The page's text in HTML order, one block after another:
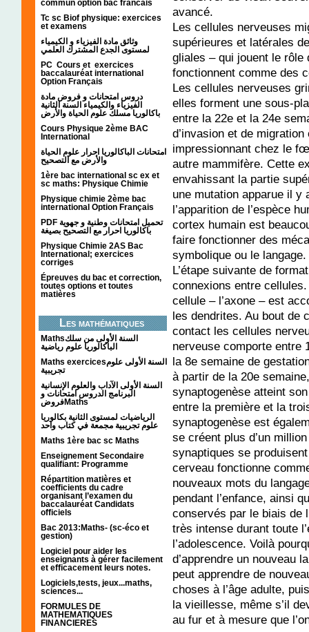
commun option bac francais
Tc sc Biof physique: exercices
et examens
وثائق مادة الفيزياء و الكيمياء
PC Cours et exercices
baccalauréat international
Option Français
دروس امتحانات و فروض مادة
الفيزياء والكيمياء السنة الثانية
باكالوريا مسلك علوم الحياة والأرض
Cours Physique 2ème BAC
International
امتحانات الباكالوريا احرار علوم الحياة
والأرض مع التصحيح
1ère bac international sc ex et
sc maths: Physique Chimie
Physique chimie 2ème bac
international Option Français
PDF تحميل امتحانات وطنية و جهوية
باكالوريا احرار مع التصحيح بصيغة
Physique Chimie 2AS Bac
International; exercices
corriges
Épreuves du bac et correction,
toutes options et toutes
matières
Les mathématiques
Mathsالسنة الأولى من سلك
الباكالوريا علوم رياضية
Maths exercicesالسنة الأولى علوم
تجريبية
السنة الأولى الآداب والعلوم الإنسانية
البرنامج الدروس امتحانات و
فروضMaths
الرياضيات لمستوى الثانية بكالوريا
علوم تجريبية مجمعة في كتاب واحد
Maths 1ère bac sc Maths
Enseignement Secondaire
qualifiant: Programme
Répartition matières et
coefficients du cadre
organisant l’examen du
baccalauréat Candidats
officiels
Bac 2013:Maths- (sc-éco et
gestion)
Logiciel pour aider les
enseignants à gérer facilement
et efficacement leurs notes.
Logiciels,tests, jeux...maths,
sciences...
FORMULES DE
MATHEMATIQUES
FINANCIERES
avancé.
Les cellules nerveuses
supérieures et latérales
gliales – qui jouent le
fonctionnent comme des
Les cellules nerveuses
elles forment une sous-
entre la 22e et la 24e
d’invasion et de
impressionnant chez le
autre mammifère. Cette
envahissant la partie
une mutation apparue il y
l’apparition de l’espèce
cortex humain est
faire fonctionner des
symbolique ou le langage.
L’étape suivante de
connexions entre
cellule – l’axone – est
les dendrites. Au bout de
contact les cellules
nerveuse comporte entre
la 8e semaine de
à partir de la 20e
synaptogenèse atteint
entre la première et la
synaptogenèse est
se créent plus d’un
synaptiques se
cerveau fonctionne
nouveaux mots du
pendant l’enfance, ainsi
conservés par le biais de
très intense durant toute
l’adolescence. Voilà
d’apprendre un nouveau
peut apprendre de
choses à l’âge adulte,
la vieillesse, même s’il
au fur et à mesure que